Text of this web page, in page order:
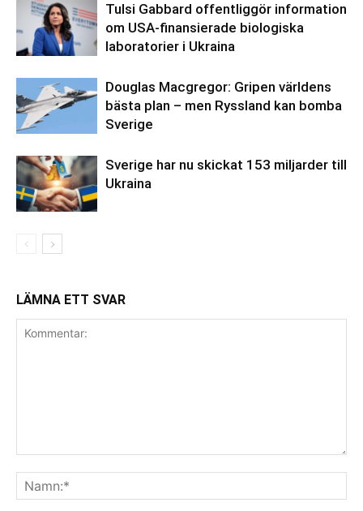
Tulsi Gabbard offentliggör information
om USA-finansierade biologiska
laboratorier i Ukraina
Douglas Macgregor: Gripen världens
bästa plan – men Ryssland kan bomba
Sverige
Sverige har nu skickat 153 miljarder till
Ukraina
LÄMNA ETT SVAR